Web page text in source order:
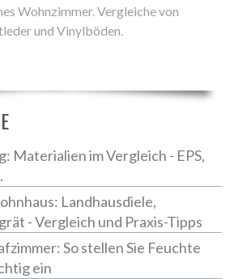
Wohnzimmer. Vergleiche von
und Vinylböden.
Materialien im Vergleich - EPS,
Landhausdiele,
- Vergleich und Praxis-Tipps
So stellen Sie Feuchte
ein